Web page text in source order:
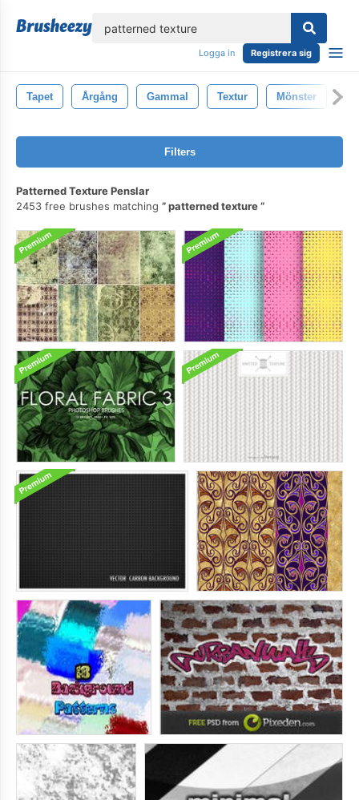
Logga in Registrera sig
Tapet Årgång Gammal Textur Mönster
Filters
Patterned Texture Penslar
2453 free brushes matching
patterned texture